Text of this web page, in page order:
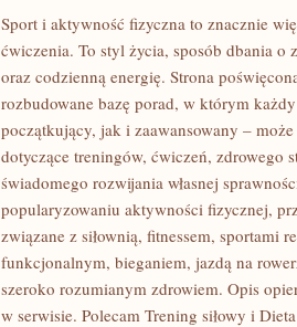
Sport i aktywność fizyczna to znacznie
ćwiczenia. To styl życia, sposób dbania o
oraz codzienną energię. Strona
rozbudowane bazę porad, w którym
początkujący, jak i zaawansowany –
dotyczące treningów, ćwiczeń, zdrowego
świadomego rozwijania własnej
popularyzowaniu aktywności fizycznej,
związane z siłownią, fitnessem, sportami
funkcjonalnym, bieganiem, jazdą na
szeroko rozumianym zdrowiem. Opis
w serwisie. Polecam Trening siłowy i